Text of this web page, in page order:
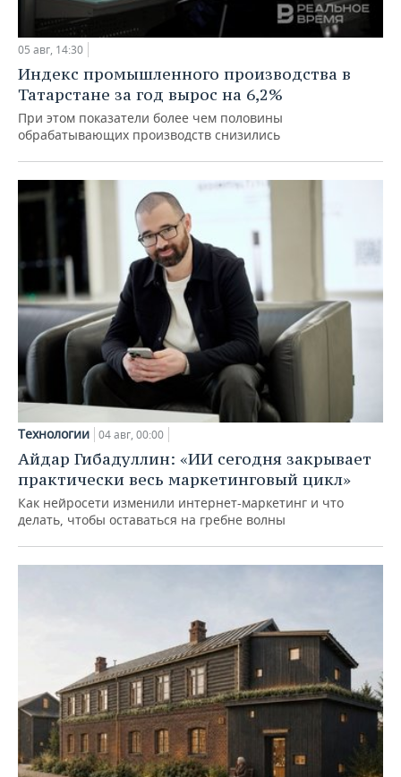
05 авг, 14:30
Индекс промышленного производства в
Татарстане за год вырос на 6,2%
При этом показатели более чем половины
обрабатывающих производств снизились
Технологии 04 авг, 00:00
Айдар Гибадуллин: «ИИ сегодня закрывает
практически весь маркетинговый цикл»
Как нейросети изменили интернет-маркетинг и что
делать, чтобы оставаться на гребне волны